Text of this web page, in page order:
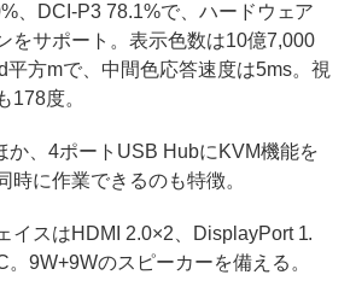
、DCI-P3 78.1%で、ハードウェア
をサポート。表示色数は10億7,000
方mで、中間色応答速度は5ms。視
178度。
、4ポートUSB HubにKVM機能を
時に作業できるのも特徴。
スはHDMI 2.0×2、DisplayPort 1.
9W+9Wのスピーカーを備える。